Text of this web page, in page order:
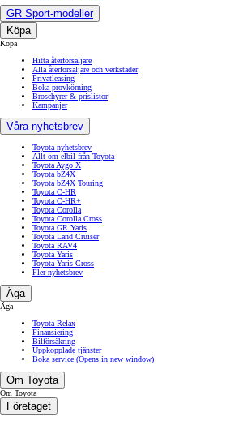
GR Sport-modeller
Köpa
Köpa
Hitta återförsäljare
Alla återförsäljare och verkstäder
Privatleasing
Boka provkörning
Broschyrer & prislistor
Kampanjer
Våra nyhetsbrev
Toyota nyhetsbrev
Allt om elbil från Toyota
Toyota Aygo X
Toyota bZ4X
Toyota bZ4X Touring
Toyota C-HR
Toyota C-HR+
Toyota Corolla
Toyota Corolla Cross
Toyota GR Yaris
Toyota Land Cruiser
Toyota RAV4
Toyota Yaris
Toyota Yaris Cross
Fler nyhetsbrev
Äga
Äga
Toyota Relax
Finansiering
Bilförsäkring
Uppkopplade tjänster
Boka service (Opens in new window)
Om Toyota
Om Toyota
Företaget